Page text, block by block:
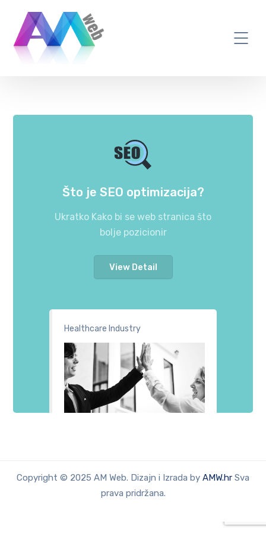
Optimizacija
Healthcare Industry
Što je SEO optimizacija?
Ukratko Kako bi se web stranica što
bolje pozicionir
View Detail
Copyright © 2025 AM Web. Dizajn i Izrada by AMW.hr Sva
prava pridržana.